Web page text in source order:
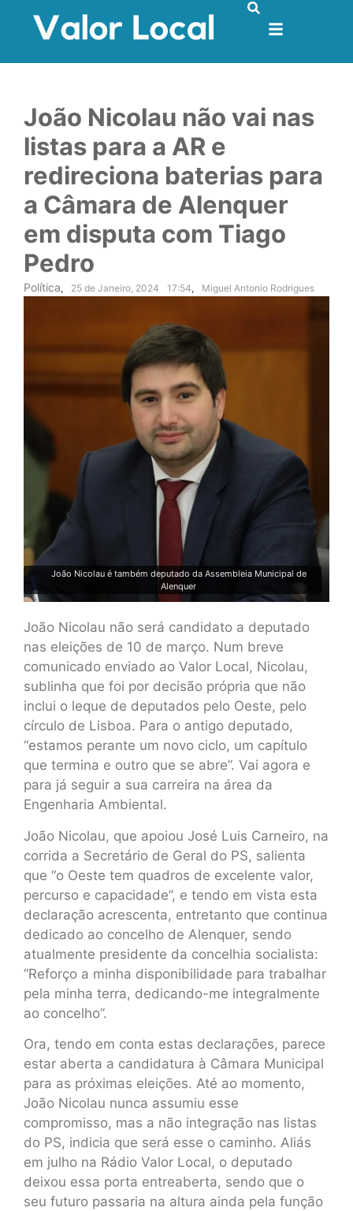
João Nicolau não vai nas
listas para a AR e
redireciona baterias para
a Câmara de Alenquer
em disputa com Tiago
Pedro
Política, 25 de Janeiro, 2024 17:54, Miguel Antonio Rodrigues
João Nicolau é também deputado da Assembleia Municipal de
Alenquer
João Nicolau não será candidato a deputado
nas eleições de 10 de março. Num breve
comunicado enviado ao Valor Local, Nicolau,
sublinha que foi por decisão própria que não
inclui o leque de deputados pelo Oeste, pelo
círculo de Lisboa. Para o antigo deputado,
“estamos perante um novo ciclo, um capítulo
que termina e outro que se abre”. Vai agora e
para já seguir a sua carreira na área da
Engenharia Ambiental.
João Nicolau, que apoiou José Luis Carneiro, na
corrida a Secretário de Geral do PS, salienta
que “o Oeste tem quadros de excelente valor,
percurso e capacidade”, e tendo em vista esta
declaração acrescenta, entretanto que continua
dedicado ao concelho de Alenquer, sendo
atualmente presidente da concelhia socialista:
“Reforço a minha disponibilidade para trabalhar
pela minha terra, dedicando-me integralmente
ao concelho”.
Ora, tendo em conta estas declarações, parece
estar aberta a candidatura à Câmara Municipal
para as próximas eleições. Até ao momento,
João Nicolau nunca assumiu esse
compromisso, mas a não integração nas listas
do PS, indicia que será esse o caminho. Aliás
em julho na Rádio Valor Local, o deputado
deixou essa porta entreaberta, sendo que o
seu futuro passaria na altura ainda pela função